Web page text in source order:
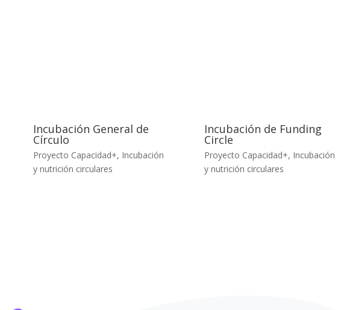
Incubación General de
Círculo
Proyecto Capacidad+, Incubación
y nutrición circulares
Incubación de Funding
Circle
Proyecto Capacidad+, Incubación
y nutrición circulares